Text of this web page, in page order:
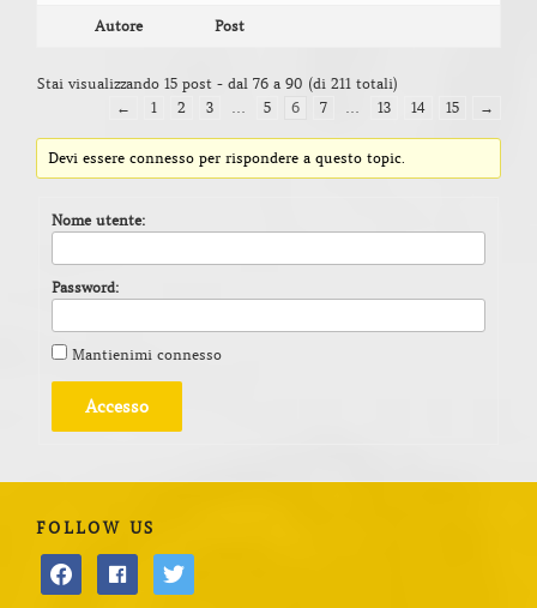
Autore Post
Stai visualizzando 15 post - dal 76 a 90 (di 211 totali)
←
1 2 3 … 5 6 7 … 13 14 15 →
Devi essere connesso per rispondere a questo topic.
Nome utente:
Password:
Mantienimi connesso
Accesso
FOLLOW US
facebookfacebooktwitter